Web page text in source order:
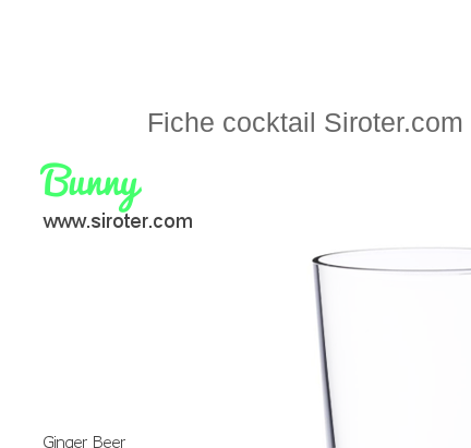
Fiche cocktail Siroter.com